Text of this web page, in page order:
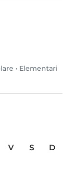
• Elementari
V S
D